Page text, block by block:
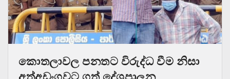
කොතලාවල පනතට විරුද්ධ වීම නිසා